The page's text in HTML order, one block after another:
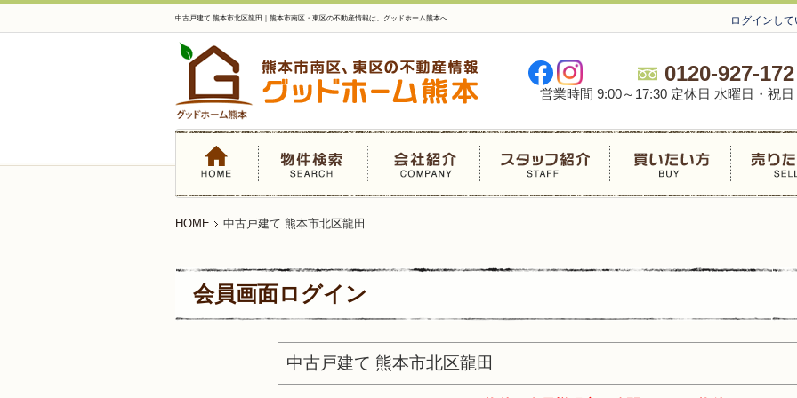
中古戸建て 熊本市北区龍田｜熊本市南区・東区の不動産情報は、グッドホーム熊本へ ログインし
0120-927-172
営業時間 9:00～17:30 定休日 水曜日・祝日
HOME 中古戸建て 熊本市北区龍田
会員画面ログイン
中古戸建て 熊本市北区龍田